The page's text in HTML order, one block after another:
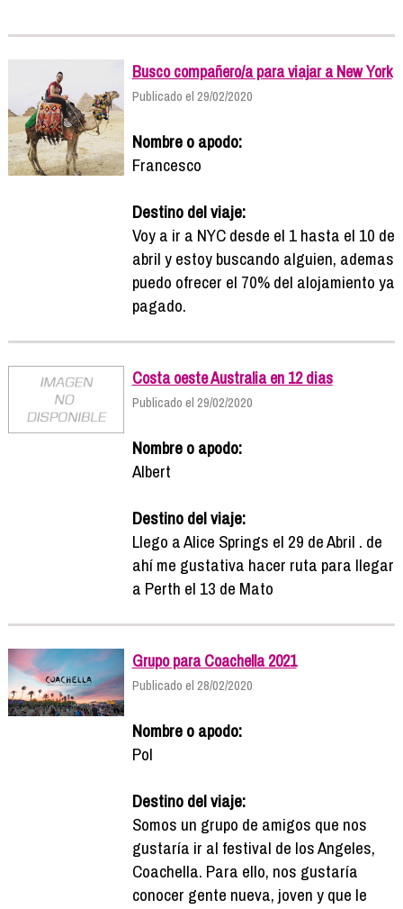
Busco compañero/a para viajar a New York
Publicado el 29/02/2020
Nombre o apodo:
Francesco
Destino del viaje:
Voy a ir a NYC desde el 1 hasta el 10 de
abril y estoy buscando alguien, ademas
puedo ofrecer el 70% del alojamiento ya
pagado.
Costa oeste Australia en 12 dias
Publicado el 29/02/2020
Nombre o apodo:
Albert
Destino del viaje:
Llego a Alice Springs el 29 de Abril . de
ahí me gustativa hacer ruta para llegar
a Perth el 13 de Mato
Grupo para Coachella 2021
Publicado el 28/02/2020
Nombre o apodo:
Pol
Destino del viaje:
Somos un grupo de amigos que nos
gustaría ir al festival de los Angeles,
Coachella. Para ello, nos gustaría
conocer gente nueva, joven y que le